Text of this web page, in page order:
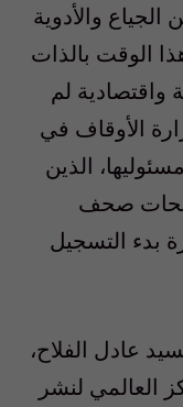
الجياع والأدوية
الوقت بالذات
واقتصادية لم
الأوقاف في
الذين
صحف
بدء التسجيل
عادل الفلاح،
العالمي لنشر